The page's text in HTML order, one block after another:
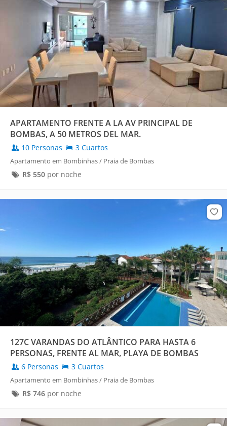
APARTAMENTO FRENTE A LA AV PRINCIPAL DE
BOMBAS, A 50 METROS DEL MAR.
10 Personas 3 Cuartos
Apartamento em Bombinhas / Praia de Bombas
R$ 550por noche
127C VARANDAS DO ATLÂNTICO PARA HASTA 6
PERSONAS, FRENTE AL MAR, PLAYA DE BOMBAS
6 Personas 3 Cuartos
Apartamento em Bombinhas / Praia de Bombas
R$ 746por noche